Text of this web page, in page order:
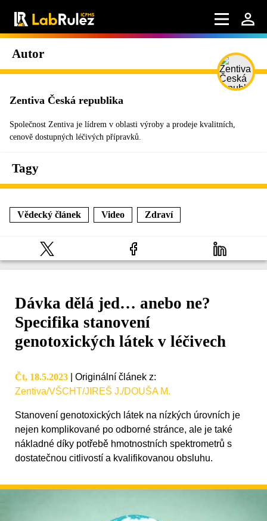
Autor
Zentiva Česká republika
Společnost Zentiva je lídrem v oblasti výroby a prodeje kvalitních,
cenově dostupných léčivých přípravků.
Tagy
Vědecký článek Video Zdraví
Dávka dělá jed… anebo ne?
Specifika stanovení
genotoxických látek v léčivech
Čt, 18.5.2023 Originální článek z:
Zentiva/VŠCHT/JIREŠ J./DOUŠA M.
Stanovení genotoxických látek na nízkých úrovních je
nejen komplikované po odborné stránce, ale je také
nákladné díky potřebě hmotnostních spektrometrů s
dostatečnou citlivostí a kvalifikovanou obsluhu.